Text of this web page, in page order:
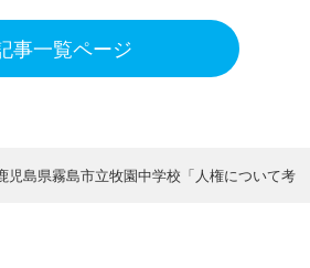
事一覧ページ
児島県霧島市立牧園中学校「人権について考